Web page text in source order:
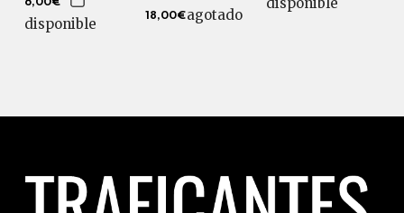
6,00€
disponible 18,00€agotado